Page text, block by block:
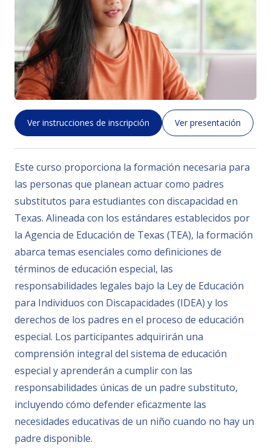
Ver instrucciones de inscripción Ver presentación
Este curso proporciona la formación necesaria para
las personas que planean actuar como padres
substitutos para estudiantes con discapacidad en
Texas. Alineada con los estándares establecidos por
la Agencia de Educación de Texas (TEA), la formación
abarca temas esenciales como definiciones de
términos de educación especial, las
responsabilidades legales bajo la Ley de Educación
para Individuos con Discapacidades (IDEA) y los
derechos de los padres en el proceso de educación
especial. Los participantes adquirirán una
comprensión integral del sistema de educación
especial y aprenderán a cumplir con las
responsabilidades únicas de un padre substituto,
incluyendo cómo defender eficazmente las
necesidades educativas de un niño cuando no hay un
padre disponible.